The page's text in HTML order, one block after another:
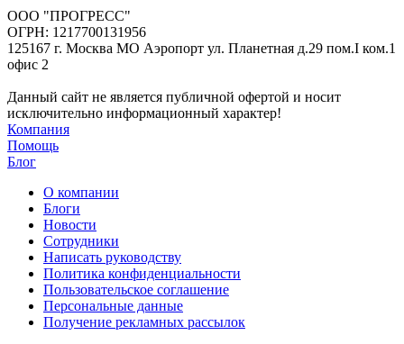
ООО "ПРОГРЕСС"
ОГРН: 1217700131956
125167 г. Москва МО Аэропорт ул. Планетная д.29 пом.I ком.1
офис 2
Данный сайт не является публичной офертой и носит
исключительно информационный характер!
Компания
Помощь
Блог
О компании
Блоги
Новости
Сотрудники
Написать руководству
Политика конфиденциальности
Пользовательское соглашение
Персональные данные
Получение рекламных рассылок